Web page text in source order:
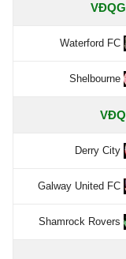
Waterford FC
Shelbourne
Derry City
Galway United FC
Shamrock Rovers